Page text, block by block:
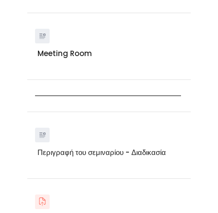
Meeting Room
Περιγραφή του σεμιναρίου - Διαδικασία